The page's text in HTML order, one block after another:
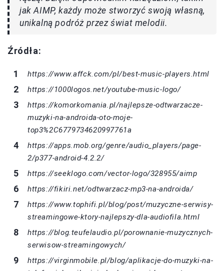
jak AIMP, każdy może stworzyć swoją własną,
unikalną podróż przez świat melodii.
Źródła:
https://www.affck.com/pl/best-music-players.html
https://1000logos.net/youtube-music-logo/
https://komorkomania.pl/najlepsze-odtwarzacze-
muzyki-na-androida-oto-moje-
top3%2C6779734620997761a
https://apps.mob.org/genre/audio_players/page-
2/p377-android-4.2.2/
https://seeklogo.com/vector-logo/328955/aimp
https://fikiri.net/odtwarzacz-mp3-na-androida/
https://www.tophifi.pl/blog/post/muzyczne-serwisy-
streamingowe-ktory-najlepszy-dla-audiofila.html
https://blog.teufelaudio.pl/porownanie-muzycznych-
serwisow-streamingowych/
https://virginmobile.pl/blog/aplikacje-do-muzyki-na-